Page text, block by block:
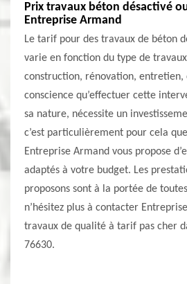
Prix travaux béton désactivé
Entreprise Armand
Le tarif pour des travaux de béton
varie en fonction du type de
construction, rénovation, entretien,
conscience qu’effectuer cette
sa nature, nécessite un
c’est particulièrement pour cela
Entreprise Armand vous propose
adaptés à votre budget. Les
proposons sont à la portée de
n’hésitez plus à contacter
travaux de qualité à tarif pas cher
76630.